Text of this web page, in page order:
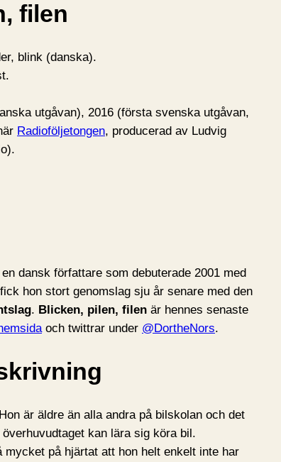
filen
blink (danska).
utgåvan), 2016 (första svenska utgåvan,
Radioföljetongen, producerad av Ludvig
dansk författare som debuterade 2001 med
hon stort genomslag sju år senare med den
. Blicken, pilen, filen är hennes senaste
och twittrar under @DortheNors.
är äldre än alla andra på bilskolan och det
kan lära sig köra bil.
mycket på hjärtat att hon helt enkelt inte har